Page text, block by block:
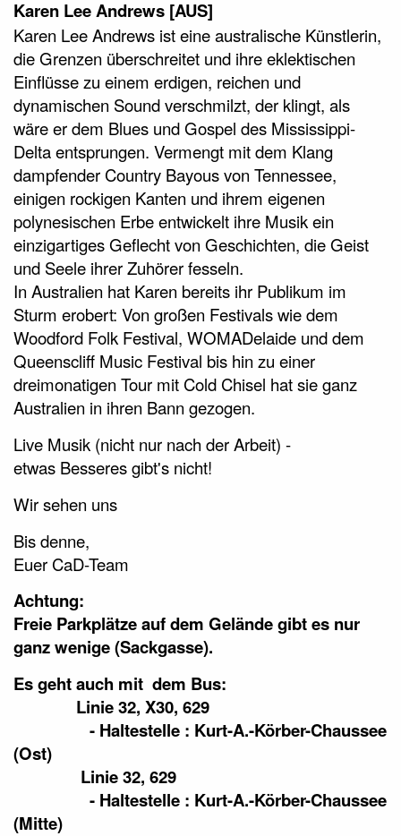
Karen Lee Andrews [AUS]
Karen Lee Andrews ist eine australische Künstlerin,
die Grenzen überschreitet und ihre eklektischen
Einflüsse zu einem erdigen, reichen und
dynamischen Sound verschmilzt, der klingt, als
wäre er dem Blues und Gospel des Mississippi-
Delta entsprungen. Vermengt mit dem Klang
dampfender Country Bayous von Tennessee,
einigen rockigen Kanten und ihrem eigenen
polynesischen Erbe entwickelt ihre Musik ein
einzigartiges Geflecht von Geschichten, die Geist
und Seele ihrer Zuhörer fesseln.
In Australien hat Karen bereits ihr Publikum im
Sturm erobert: Von großen Festivals wie dem
Woodford Folk Festival, WOMADelaide und dem
Queenscliff Music Festival bis hin zu einer
dreimonatigen Tour mit Cold Chisel hat sie ganz
Australien in ihren Bann gezogen.
Live Musik (nicht nur nach der Arbeit) -
etwas Besseres gibt's nicht!
Wir sehen uns
Bis denne,
Euer CaD-Team
Achtung:
Freie Parkplätze auf dem Gelände gibt es nur
ganz wenige (Sackgasse).
Es geht auch mit dem Bus:
Linie 32, X30, 629
- Haltestelle : Kurt-A.-Körber-Chaussee
(Ost)
Linie32, 629
- Haltestelle : Kurt-A.-Körber-Chaussee
(Mitte)